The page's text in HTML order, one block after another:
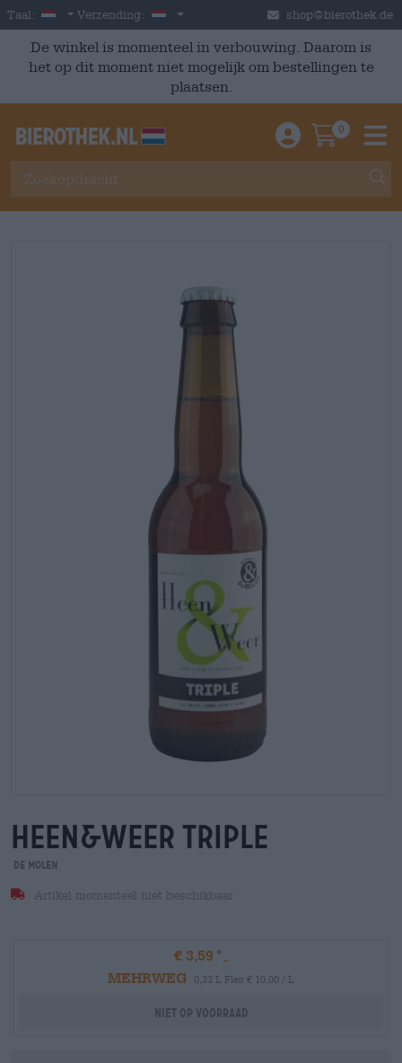
Skip to main content
Taal: Dutch
Verzending: Nederland shop@bierothek.de
De winkel is momenteel in verbouwing. Daarom is
het op dit moment niet mogelijk om bestellingen te
plaatsen.
Einloggen /
0
heen&weer triple
De Molen
Artikel momenteel niet beschikbaar
€ 3,59
MEHRWEG
0,33 L Fles € 10,00 / L
Niet op voorraad